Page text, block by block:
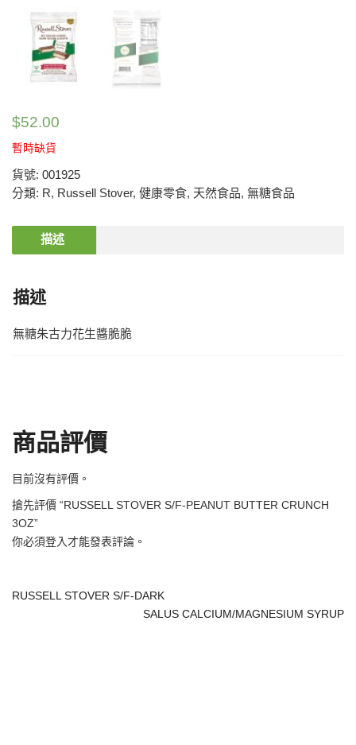
$52.00
暫時缺貨
貨號: 001925
分類: R, Russell Stover, 健康零食, 天然食品, 無糖食品
描述
描述
無糖朱古力花生醬脆脆
商品評價
目前沒有評價。
搶先評價 “RUSSELL STOVER S/F-PEANUT BUTTER CRUNCH
3OZ”
你必須登入才能發表評論。
RUSSELL STOVER S/F-DARK
SALUS CALCIUM/MAGNESIUM SYRUP